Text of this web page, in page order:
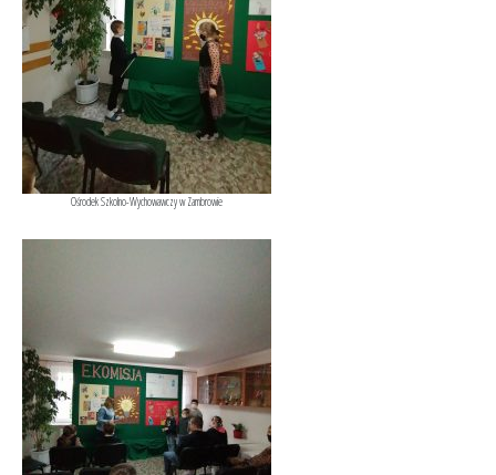
Ośrodek Szkolno-Wychowawczy w Zambrowie